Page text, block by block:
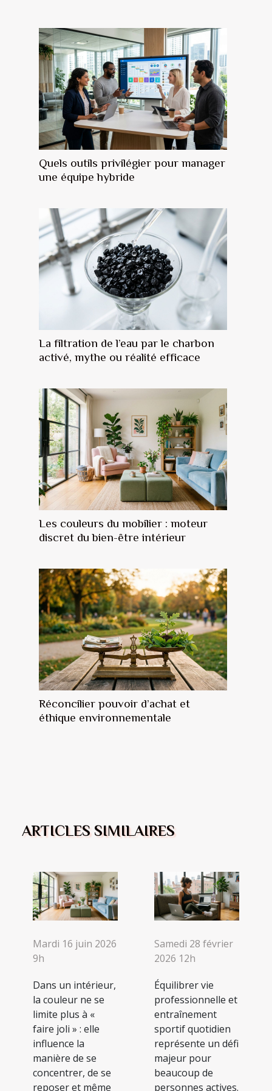
Quels outils privilégier pour manager
une équipe hybride
La filtration de l’eau par le charbon
activé, mythe ou réalité efficace
Les couleurs du mobilier : moteur
discret du bien-être intérieur
Réconcilier pouvoir d’achat et
éthique environnementale
ARTICLES SIMILAIRES
Mardi 16 juin 2026
9h
Dans un intérieur,
la couleur ne se
limite plus à «
faire joli » : elle
influence la
manière de se
concentrer, de se
reposer et même
Samedi 28 février
2026 12h
Équilibrer vie
professionnelle et
entraînement
sportif quotidien
représente un défi
majeur pour
beaucoup de
personnes actives.